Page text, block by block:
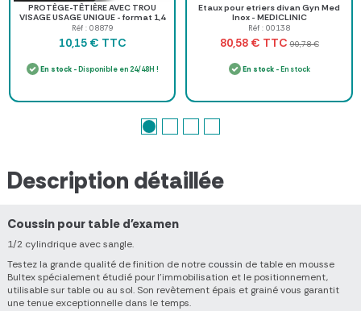
PROTÈGE-TÊTIÈRE AVEC TROU
VISAGE USAGE UNIQUE - format 1,4
m
Réf : 08879
10,15 € TTC
En stock- Disponible en 24/48H !
Etaux pour etriers divan Gyn Med
Inox - MEDICLINIC
Réf : 00138
80,58 € TTC 90,78 €
En stock- En stock
Description détaillée
Coussin pour table d'examen
1/2 cylindrique avec sangle.
Testez la grande qualité de finition de notre coussin de table en mousse
Bultex spécialement étudié pour l’immobilisation et le positionnement,
utilisable sur table ou au sol. Son revêtement épais et grainé vous garantit
une tenue exceptionnelle dans le temps.